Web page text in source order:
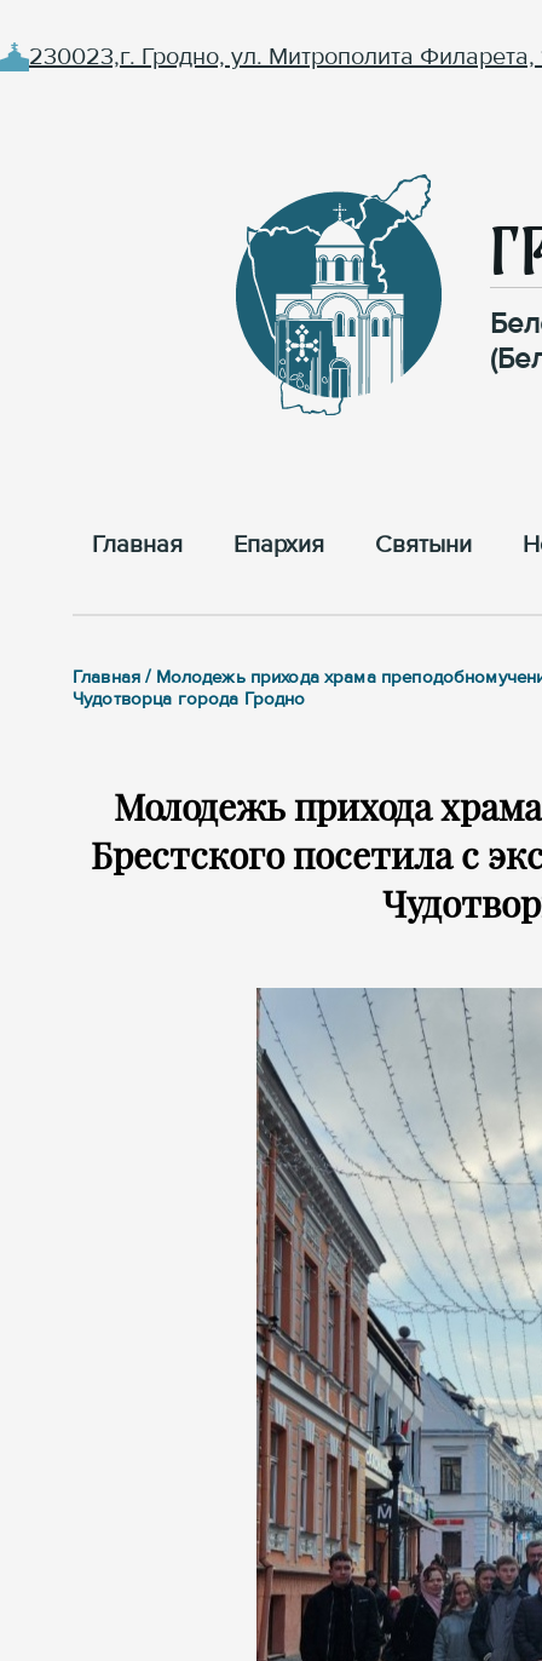
230023,г. Гродно, ул. Митрополита Филарета,
Главная Епархия Cвятыни
Главная / Молодежь прихода храма
Чудотворца города Гродно
Молодежь прихода
Брестского посетила с